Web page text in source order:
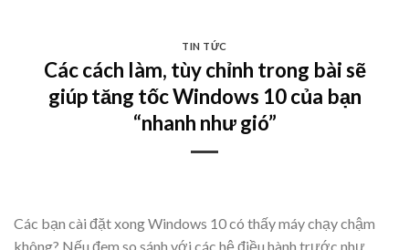
TIN TỨC
Các cách làm, tùy chỉnh trong bài sẽ
giúp tăng tốc Windows 10 của bạn
“nhanh như gió”
Các bạn cài đặt xong Windows 10 có thấy máy chạy chậm
không? Nếu đem so sánh với các hệ điều hành trước như